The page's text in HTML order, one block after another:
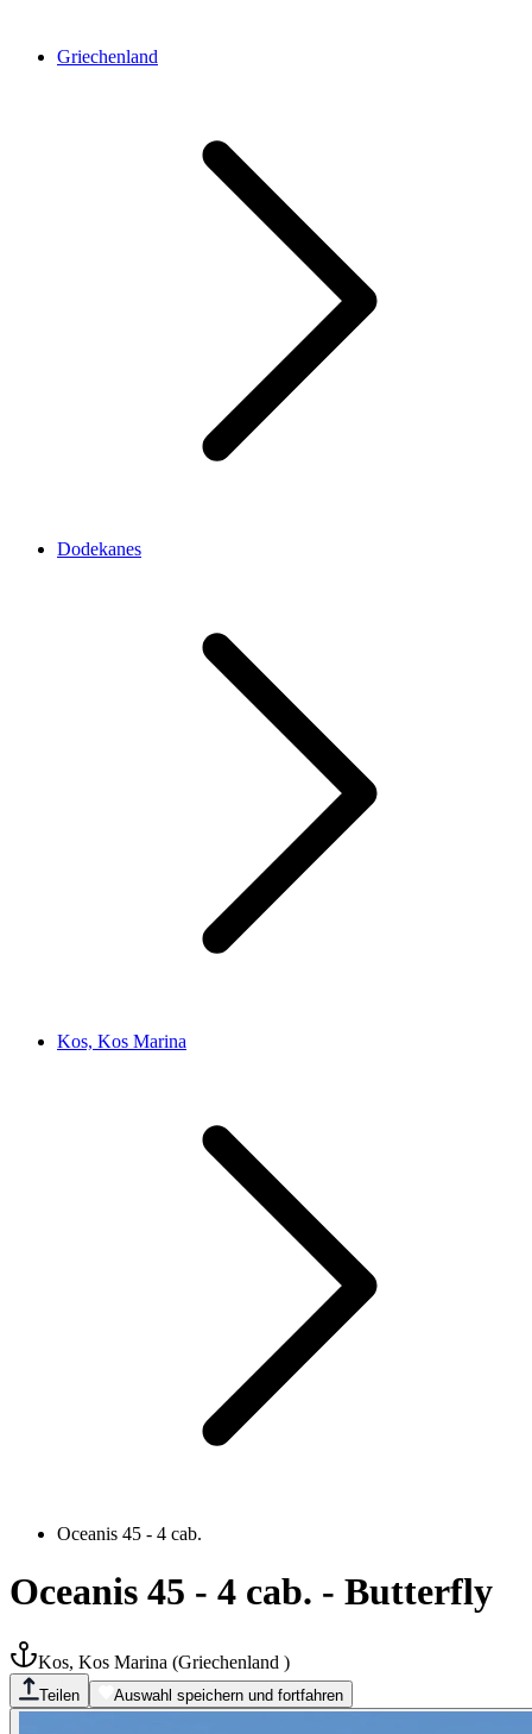
Griechenland
Dodekanes
Kos, Kos Marina
Oceanis 45 - 4 cab.
Oceanis 45 - 4 cab. - Butterfly
Kos, Kos Marina (Griechenland )
Teilen Auswahl speichern und fortfahren